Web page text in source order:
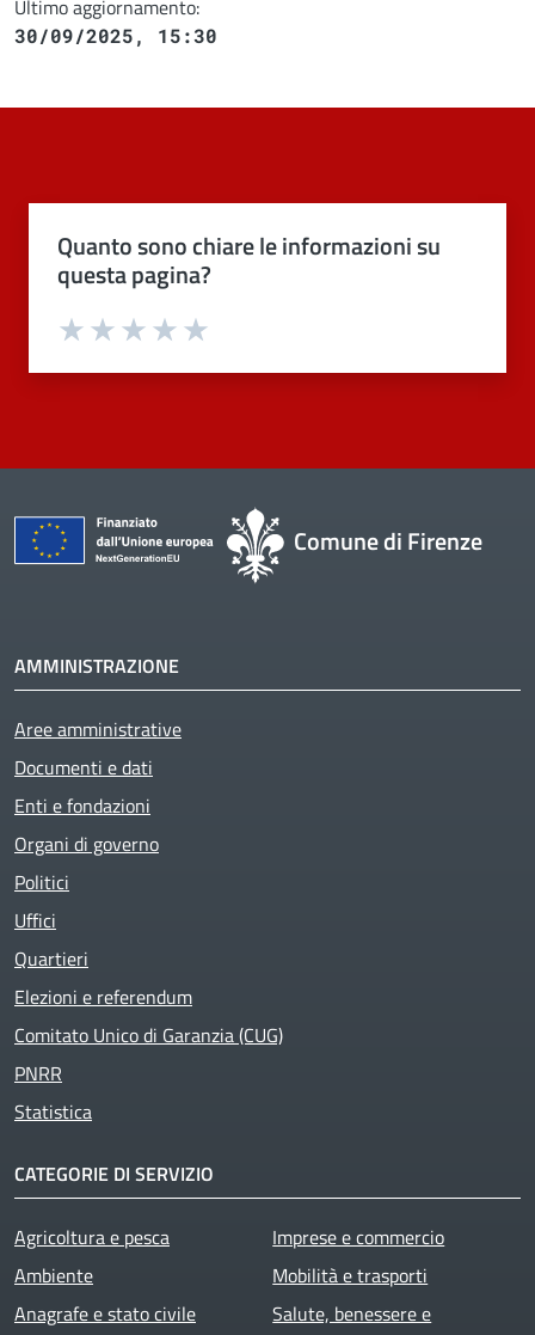
Ultimo aggiornamento:
30/09/2025, 15:30
Quanto sono chiare le informazioni su
questa pagina?
Valuta 4 stelle su 5
Valuta 3 stelle su 5
Valuta 2 stelle su 5
Valuta 1 stelle su 5
Comune di Firenze
AMMINISTRAZIONE
Aree amministrative
Documenti e dati
Enti e fondazioni
Organi di governo
Politici
Uffici
Quartieri
Elezioni e referendum
Comitato Unico di Garanzia (CUG)
PNRR
Statistica
CATEGORIE DI SERVIZIO
Agricoltura e pesca
Ambiente
Anagrafe e stato civile
Imprese e commercio
Mobilità e trasporti
Salute, benessere e